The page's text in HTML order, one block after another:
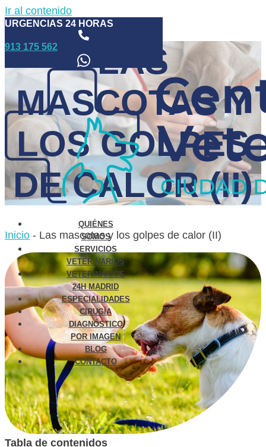
Ir al contenido
URGENCIAS 24 HORAS
913 175 562
QUIÉNES
SOMOS
SERVICIOS
VETERINARIOS
VETERINARIOS
24H MADRID
ESPECIALIDADES
CIRUGÍA
DIAGNÓSTICO
POR IMAGEN
BLOG
CONTACTO
LAS
MASCOTAS Y
LOS GOLPES
DE CALOR (II)
Inicio - Las mascotas y los golpes de calor (II)
Tabla de contenidos